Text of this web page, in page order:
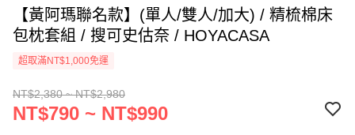
【黃阿瑪聯名款】(單人/雙人/加大) / 精梳棉床
包枕套組 / 搜可史估奈 / HOYACASA
超取滿NT$1,000免運
NT$2,380 ~ NT$2,980
NT$790 ~ NT$990